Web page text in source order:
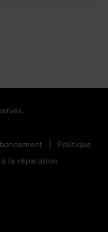
|
Politique
la réparation